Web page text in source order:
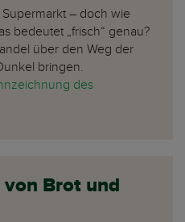
– doch wie
bedeutet „frisch“ genau?
über den Weg der
bringen.
des
Brot und